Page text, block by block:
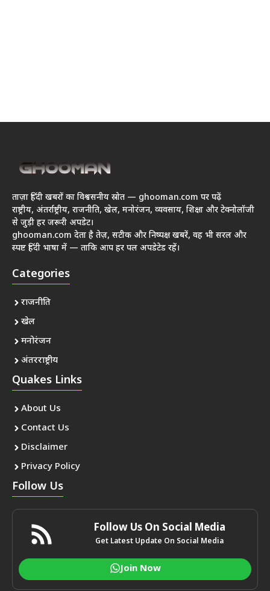
ताज़ा हिंदी खबरों का विश्वसनीय स्रोत — ghooman.com पर पढ़ें
राष्ट्रीय, अंतर्राष्ट्रीय, राजनीति, खेल, मनोरंजन, व्यवसाय, शिक्षा और टेक्नोलॉजी
से जुड़ी हर जरूरी अपडेट।
ghooman.com देता है तेज़, सटीक और निष्पक्ष खबरें, वह भी सरल और
स्पष्ट हिंदी भाषा में — ताकि आप हर पल अपडेटेड रहें।
Categories
राजनीति
खेल
मनोरंजन
अंतरराष्ट्रीय
Quakes Links
About Us
Contact Us
Disclaimer
Privacy Policy
Follow Us
Follow Us On Social Media
Get Latest Update On Social Media
Join Now